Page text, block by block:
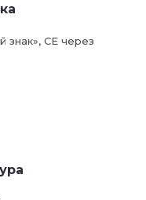
СЕ через